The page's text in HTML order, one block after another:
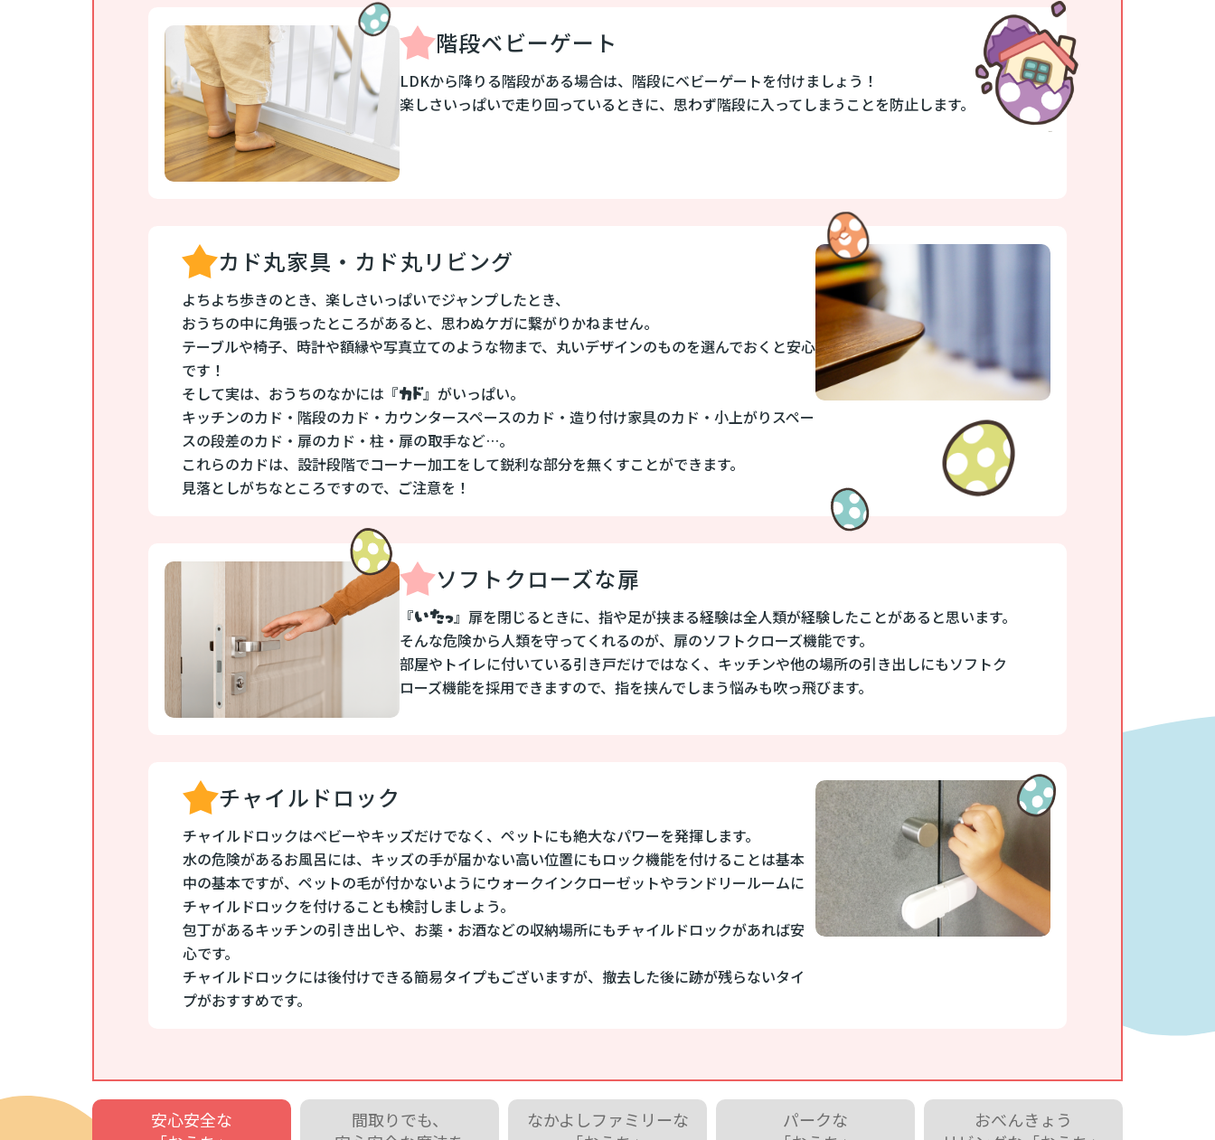
階段ベビーゲート
LDKから降りる階段がある場合は、階段にベビーゲートを付けましょう！
楽しさいっぱいで走り回っているときに、思わず階段に入ってしまうことを防止します。
カド丸家具・カド丸リビング
よちよち歩きのとき、楽しさいっぱいでジャンプしたとき、
おうちの中に角張ったところがあると、思わぬケガに繋がりかねません。
テーブルや椅子、時計や額縁や写真立てのような物まで、丸いデザインのものを選んでおくと安心
です！
そして実は、おうちのなかには『カド』がいっぱい。
キッチンのカド・階段のカド・カウンタースペースのカド・造り付け家具のカド・小上がりスペー
スの段差のカド・扉のカド・柱・扉の取手など…。
これらのカドは、設計段階でコーナー加工をして鋭利な部分を無くすことができます。
見落としがちなところですので、ご注意を！
ソフトクローズな扉
『いたっ』扉を閉じるときに、指や足が挟まる経験は全人類が経験したことがあると思います。
そんな危険から人類を守ってくれるのが、扉のソフトクローズ機能です。
部屋やトイレに付いている引き戸だけではなく、キッチンや他の場所の引き出しにもソフトク
ローズ機能を採用できますので、指を挟んでしまう悩みも吹っ飛びます。
チャイルドロック
チャイルドロックはベビーやキッズだけでなく、ペットにも絶大なパワーを発揮します。
水の危険があるお風呂には、キッズの手が届かない高い位置にもロック機能を付けることは基本
中の基本ですが、ペットの毛が付かないようにウォークインクローゼットやランドリールームに
チャイルドロックを付けることも検討しましょう。
包丁があるキッチンの引き出しや、お薬・お酒などの収納場所にもチャイルドロックがあれば安
心です。
チャイルドロックには後付けできる簡易タイプもございますが、撤去した後に跡が残らないタイ
プがおすすめです。
安心安全な
間取りでも、
なかよしファミリーな
パークな
おべんきょう